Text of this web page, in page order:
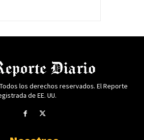
los derechos reservados. El Reporte
de EE. UU.